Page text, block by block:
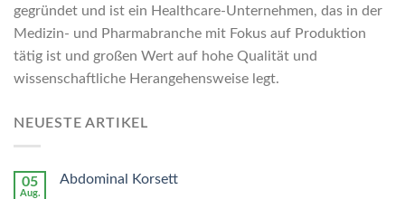
gegründet und ist ein Healthcare-Unternehmen, das in der
Medizin- und Pharmabranche mit Fokus auf Produktion
tätig ist und großen Wert auf hohe Qualität und
wissenschaftliche Herangehensweise legt.
NEUESTE ARTIKEL
05
Aug.
Abdominal Korsett